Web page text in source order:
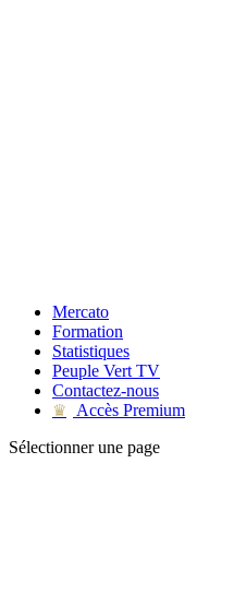
Mercato
Formation
Statistiques
Peuple Vert TV
Contactez-nous
♛
Accès Premium
Sélectionner une page